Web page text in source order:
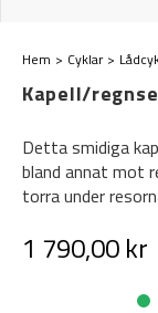
Hem Cyklar
Kapell/
Detta smidiga
bland annat mot
torra under
1 790,00 kr